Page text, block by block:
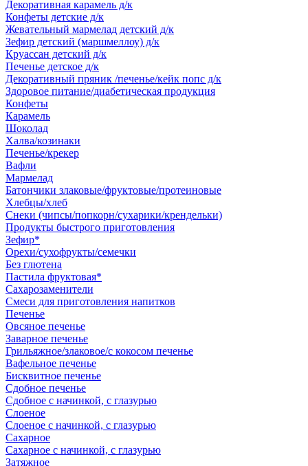
Декоративная карамель д/к
Конфеты детские д/к
Жевательный мармелад детский д/к
Зефир детский (маршмеллоу) д/к
Круассан детский д/к
Печенье детское д/к
Декоративный пряник /печенье/кейк попс д/к
Здоровое питание/диабетическая продукция
Конфеты
Карамель
Шоколад
Халва/козинаки
Печенье/крекер
Вафли
Мармелад
Батончики злаковые/фруктовые/протеиновые
Хлебцы/хлеб
Снеки (чипсы/попкорн/сухарики/крендельки)
Продукты быстрого приготовления
Зефир*
Орехи/сухофрукты/семечки
Без глютена
Пастила фруктовая*
Сахарозаменители
Смеси для приготовления напитков
Печенье
Овсяное печенье
Заварное печенье
Грильяжное/злаковое/с кокосом печенье
Вафельное печенье
Бисквитное печенье
Сдобное печенье
Сдобное с начинкой, с глазурью
Слоеное
Слоеное с начинкой, с глазурью
Сахарное
Сахарное с начинкой, с глазурью
Затяжное